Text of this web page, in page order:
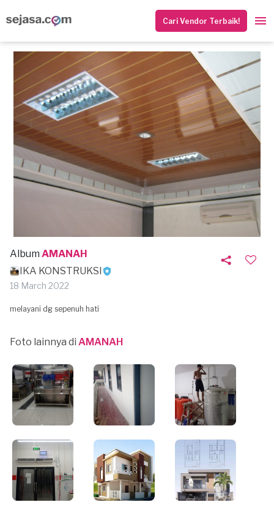
Cari Vendor Terbaik!
Album AMANAH
IKA KONSTRUKSI
18 March 2022
melayani dg sepenuh hati
Foto lainnya di AMANAH